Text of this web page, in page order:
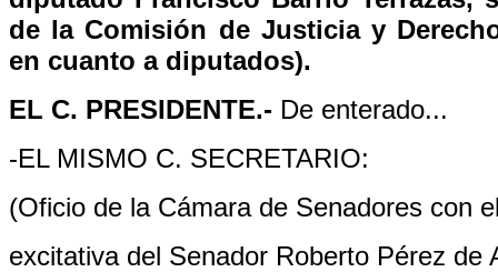
de la Comisión de Justicia y
en cuanto a diputados).
EL C. PRESIDENTE.- De enterado...
-EL MISMO C. SECRETARIO:
(Oficio de la Cámara de Senadores con
excitativa del Senador Roberto Pérez de